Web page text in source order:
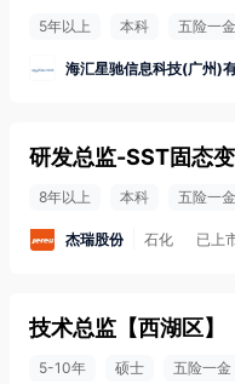
5年以上 本科 五险一金
海汇星驰信息科技(广州)
研发总监-SST固态
8年以上 本科 五险一金
杰瑞股份 石化 已上
技术总监 【西湖区】
5-10年 硕士 五险一金